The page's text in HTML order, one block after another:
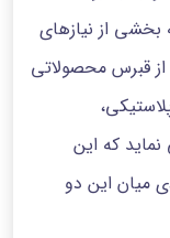
بخشی از نیازهای
از قبرس محصولاتی
که این
میان این دو